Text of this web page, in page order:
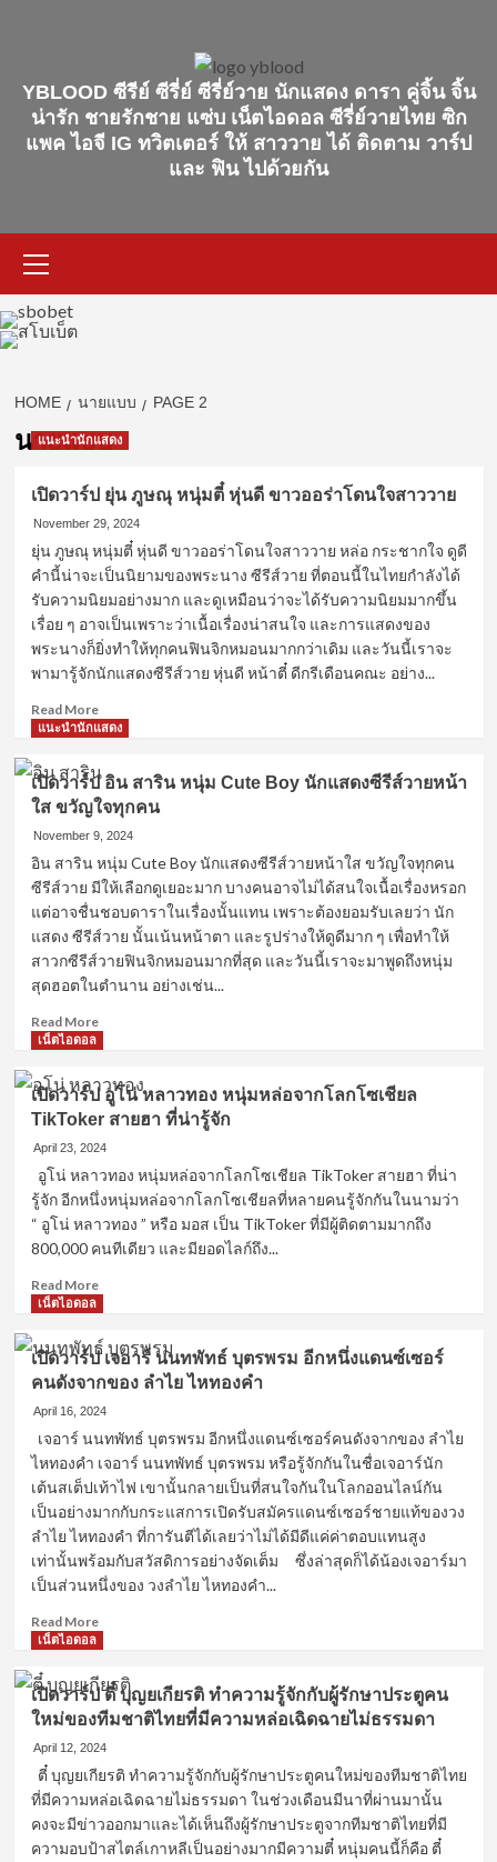
YBLOOD ซีรีย์ ซีรี่ย์ ซีรี่ย์วาย นักแสดง ดารา คู่จิ้น จิ้น
น่ารัก ชายรักชาย แซ่บ เน็ตไอดอล ซีรี่ย์วายไทย ซิก
แพค ไอจี IG ทวิตเตอร์ ให้ สาววาย ได้ ติดตาม วาร์ป
และ ฟิน ไปด้วยกัน
Menu
HOME นายแบบ PAGE 2
นายแบบ
แนะนำนักแสดง
เปิดวาร์ป ยุ่น ภูษณุ หนุ่มตี๋ หุ่นดี ขาวออร่าโดนใจสาววาย
November 29, 2024
ยุ่น ภูษณุ หนุ่มตี๋ หุ่นดี ขาวออร่าโดนใจสาววาย หล่อ กระชากใจ ดูดี
คำนี้น่าจะเป็นนิยามของพระนาง ซีรีส์วาย ที่ตอนนี้ในไทยกำลังได้
รับความนิยมอย่างมาก และดูเหมือนว่าจะได้รับความนิยมมากขึ้น
เรื่อย ๆ อาจเป็นเพราะว่าเนื้อเรื่องน่าสนใจ และการแสดงของ
พระนางก็ยิ่งทำให้ทุกคนฟินจิกหมอนมากกว่าเดิม และวันนี้เราจะ
พามารู้จักนักแสดงซีรีส์วาย หุ่นดี หน้าตี๋ ดีกรีเดือนคณะ อย่าง...
Read MoreRead
more
เปิด
วาร์
ป
ยุ่น
ภูษณุ
หนุ่ม
ตี๋
หุ่น
ดี
ขาว
ออ
โดน
วาย
แนะนำนักแสดง
เปิดวาร์ป อิน สาริน หนุ่ม Cute Boy นักแสดงซีรีส์วายหน้า
ใส ขวัญใจทุกคน
November 9, 2024
อิน สาริน หนุ่ม Cute Boy นักแสดงซีรีส์วายหน้าใส ขวัญใจทุกคน
ซีรีส์วาย มีให้เลือกดูเยอะมาก บางคนอาจไม่ได้สนใจเนื้อเรื่องหรอก
แต่อาจชื่นชอบดาราในเรื่องนั้นแทน เพราะต้องยอมรับเลยว่า นัก
แสดง ซีรีส์วาย นั้นเน้นหน้าตา และรูปร่างให้ดูดีมาก ๆ เพื่อทำให้
สาวกซีรีส์วายฟินจิกหมอนมากที่สุด และวันนี้เราจะมาพูดถึงหนุ่ม
สุดฮอตในตำนาน อย่างเช่น...
Read MoreRead
เปิด
วาร์
ป
อิน
ริน
หนุ่ม
Cute
Boy
แสดง
ซี
รีส์
วาย
หน้า
ขวัญใจ
ทุก
คน
เน็ตไอดอล
เปิดวาร์ป อูโน่ หลาวทอง หนุ่มหล่อจากโลกโซเชียล
TikToker สายฮา ที่น่ารู้จัก
April 23, 2024
อูโน่ หลาวทอง หนุ่มหล่อจากโลกโซเชียล TikToker สายฮา ที่น่า
รู้จัก อีกหนึ่งหนุ่มหล่อจากโลกโซเชียลที่หลายคนรู้จักกันในนามว่า
“ อูโน่ หลาวทอง ” หรือ มอส เป็น TikToker ที่มีผู้ติดตามมากถึง
800,000 คนทีเดียว และมียอดไลก์ถึง...
Read MoreRead
เปิด
วาร์
ป
อู
ทอง
หนุ่ม
หล่อ
จาก
โลก
โซ
ล
ฮา
ที่
น่า
รู้จัก
เน็ตไอดอล
เปิดวาร์ป เจอาร์ นนทพัทธ์ บุตรพรม อีกหนึ่งแดนซ์เซอร์
คนดังจากของ ลำไย ไหทองคำ
April 16, 2024
เจอาร์ นนทพัทธ์ บุตรพรม อีกหนึ่งแดนซ์เซอร์คนดังจากของ ลำไย
ไหทองคำ เจอาร์ นนทพัทธ์ บุตรพรม หรือรู้จักกันในชื่อเจอาร์นัก
เต้นสเต็ปเท้าไฟ เขานั้นกลายเป็นที่สนใจกันในโลกออนไลน์กัน
เป็นอย่างมากกับกระแสการเปิดรับสมัครแดนซ์เซอร์ชายแท้ของวง
ลำไย ไหทองคำ ที่การันตีได้เลยว่าไม่ได้มีดีแค่ค่าตอบแทนสูง
เท่านั้นพร้อมกับสวัสดิการอย่างจัดเต็ม ซึ่งล่าสุดก็ได้น้องเจอาร์มา
เป็นส่วนหนึ่งของ วงลำไย ไหทองคำ...
Read MoreRead
เปิด
วาร์
ป
เจ
อาร์
นท
พัทธ์
บุตร
เน็ตไอดอล
เปิดวาร์ป ตี๋ บุญยเกียรติ ทำความรู้จักกับผู้รักษาประตูคน
ใหม่ของทีมชาติไทยที่มีความหล่อเฉิดฉายไม่ธรรมดา
April 12, 2024
ตี๋ บุญยเกียรติ ทำความรู้จักกับผู้รักษาประตูคนใหม่ของทีมชาติไทย
ที่มีความหล่อเฉิดฉายไม่ธรรมดา ในช่วงเดือนมีนาที่ผ่านมานั้น
คงจะมีข่าวออกมาและได้เห็นถึงผู้รักษาประตูจากทีมชาติไทยที่มี
ความอบป้าสไตล์เกาหลีเป็นอย่างมากมีความตี๋ หนุ่มคนนี้ก็คือ ตี๋